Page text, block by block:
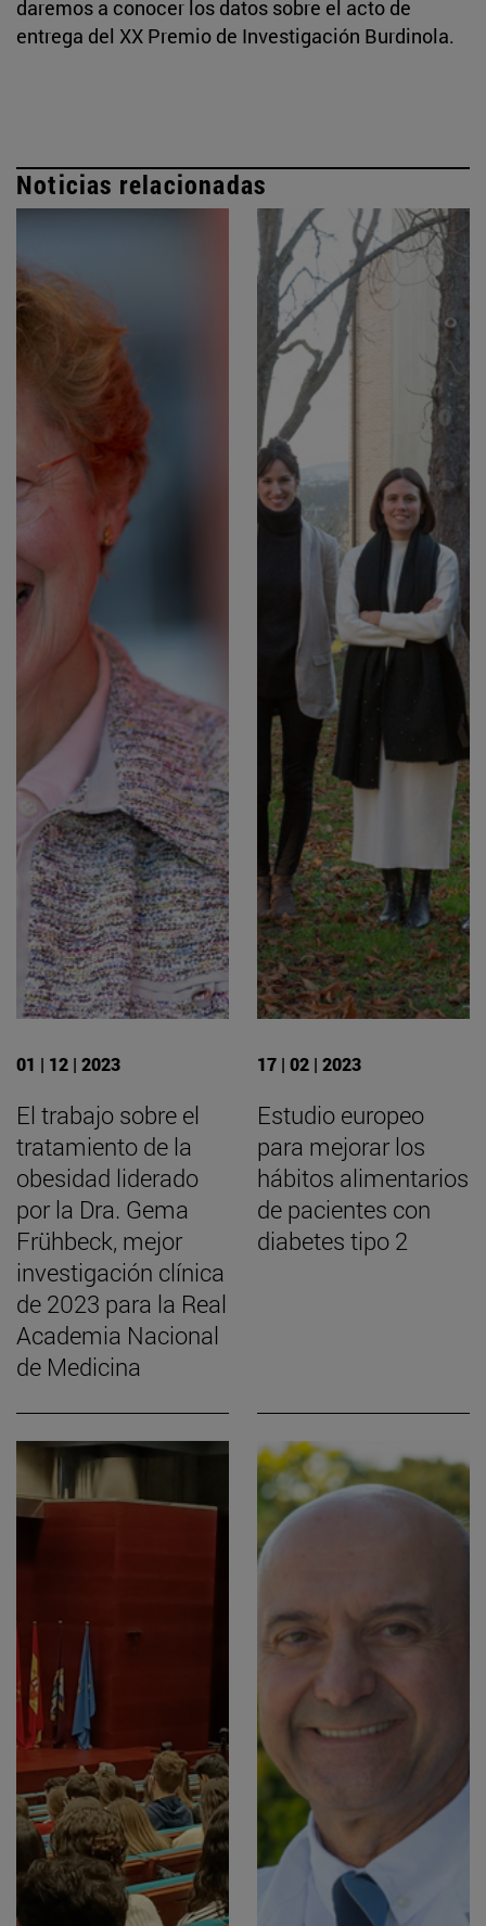
daremos a conocer los datos sobre el acto de
entrega del XX Premio de Investigación Burdinola.
Noticias relacionadas
01 | 12 | 2023
El trabajo sobre el
tratamiento de la
obesidad liderado
por la Dra. Gema
Frühbeck, mejor
investigación clínica
de 2023 para la Real
Academia Nacional
de Medicina
17 | 02 | 2023
Estudio europeo
para mejorar los
hábitos alimentarios
de pacientes con
diabetes tipo 2